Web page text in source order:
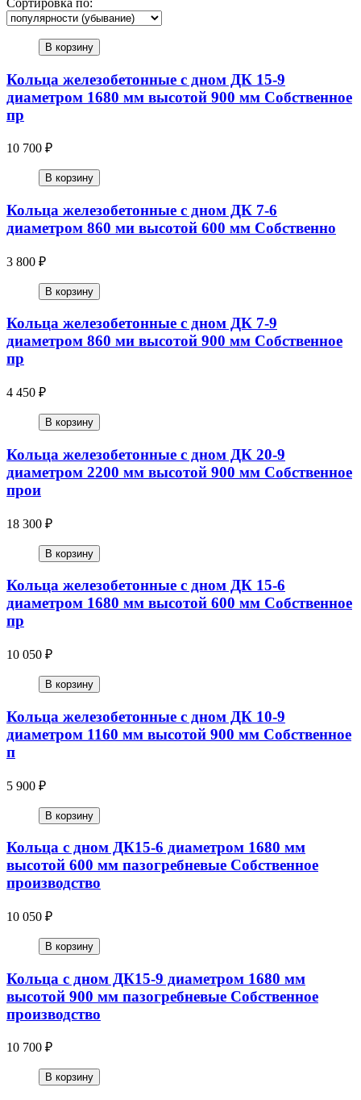
В корзину
Кольца железобетонные с дном ДК 15-9
диаметром 1680 мм высотой 900 мм Собственное
пр
10 700 ₽
В корзину
Кольца железобетонные с дном ДК 7-6
диаметром 860 ми высотой 600 мм Собственно
3 800 ₽
В корзину
Кольца железобетонные с дном ДК 7-9
диаметром 860 ми высотой 900 мм Собственное
пр
4 450 ₽
В корзину
Кольца железобетонные с дном ДК 20-9
диаметром 2200 мм высотой 900 мм Собственное
прои
18 300 ₽
В корзину
Кольца железобетонные с дном ДК 15-6
диаметром 1680 мм высотой 600 мм Собственное
пр
10 050 ₽
В корзину
Кольца железобетонные с дном ДК 10-9
диаметром 1160 мм высотой 900 мм Собственное
п
5 900 ₽
В корзину
Кольца с дном ДК15-6 диаметром 1680 мм
высотой 600 мм пазогребневые Собственное
производство
10 050 ₽
В корзину
Кольца с дном ДК15-9 диаметром 1680 мм
высотой 900 мм пазогребневые Собственное
производство
10 700 ₽
В корзину